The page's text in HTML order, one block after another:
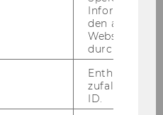
den aktuellen
durch
Enthält eine
ID.